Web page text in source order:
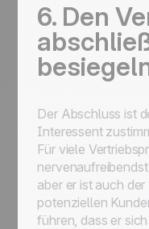
6. Den
Der Abschluss ist
Interessent
Für viele
aber er ist auch
potenziellen
führen, dass er